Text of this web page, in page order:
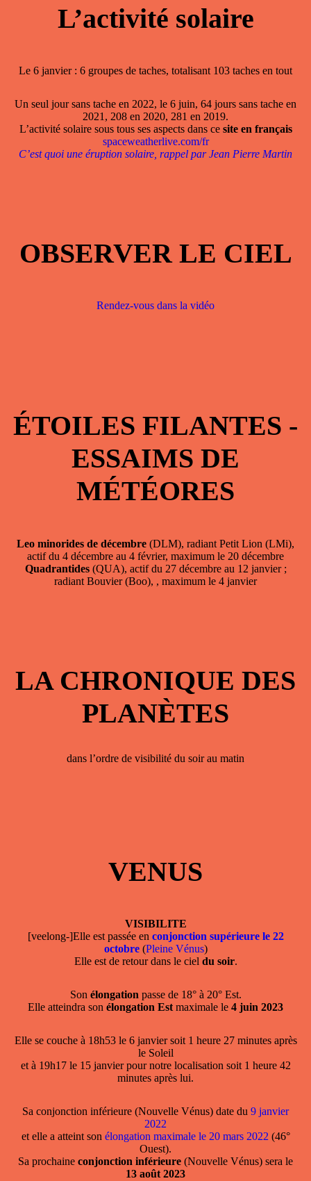
L’activité solaire
Le 6 janvier : 6 groupes de taches, totalisant 103 taches en tout
Un seul jour sans tache en 2022, le 6 juin, 64 jours sans tache en
2021, 208 en 2020, 281 en 2019.
L’activité solaire sous tous ses aspects dans ce site en français
spaceweatherlive.com/fr
C’est quoi une éruption solaire, rappel par Jean Pierre Martin
OBSERVER LE CIEL
Rendez-vous dans la vidéo
ÉTOILES FILANTES -
ESSAIMS DE
MÉTÉORES
Leo minorides de décembre (DLM), radiant Petit Lion (LMi),
actif du 4 décembre au 4 février, maximum le 20 décembre
Quadrantides(QUA), actif du 27 décembre au 12 janvier ;
radiant Bouvier (Boo), , maximum le 4 janvier
LA CHRONIQUE DES
PLANÈTES
dans l’ordre de visibilité du soir au matin
VENUS
VISIBILITE
[veelong-]Elle est passée en conjonction supérieure le 22
octobre(Pleine Vénus)
Elle est de retour dans le ciel du soir.
Son élongation passe de 18° à 20° Est.
Elle atteindra son élongation Est maximale le 4 juin 2023
Elle se couche à 18h53 le 6 janvier soit 1 heure 27 minutes après
le Soleil
et à 19h17 le 15 janvier pour notre localisation soit 1 heure 42
minutes après lui.
Sa conjonction inférieure (Nouvelle Vénus) date du 9 janvier
2022
et elle a atteint son élongation maximale le 20 mars 2022 (46°
Ouest).
Sa prochaine conjonction inférieure (Nouvelle Vénus) sera le
13 août 2023